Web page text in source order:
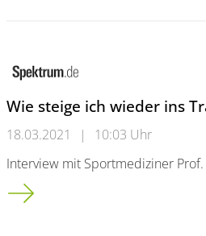
Wie steige ich wieder ins
18.03.2021 |
10:03 Uhr
Interview mit Sportmediziner
Wie steige ich wieder ins Training